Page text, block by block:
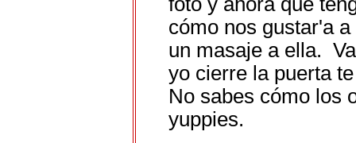
cómo nos gustar'a
un masaje a ella.
yo cierre la puerta
No sabes cómo los
yuppies.